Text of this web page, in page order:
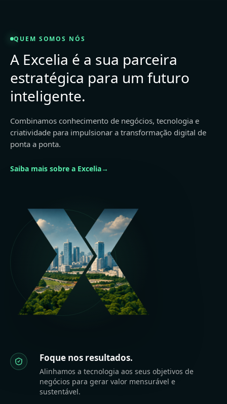
QUEM SOMOS NÓS
A Excelia é a sua parceira
estratégica para um futuro
inteligente.
Combinamos conhecimento de negócios, tecnologia e
criatividade para impulsionar a transformação digital de
ponta a ponta.
Saiba mais sobre a Excelia→
Foque nos resultados.
Alinhamos a tecnologia aos seus objetivos de
negócios para gerar valor mensurável e
sustentável.